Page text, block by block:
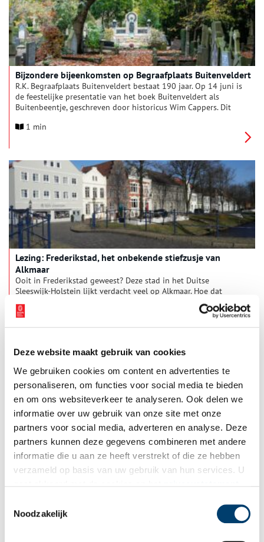
Deze website maakt gebruik van cookies
We gebruiken cookies om content en advertenties te
personaliseren, om functies voor social media te bieden
en om ons websiteverkeer te analyseren. Ook delen we
informatie over uw gebruik van onze site met onze
partners voor social media, adverteren en analyse. Deze
partners kunnen deze gegevens combineren met andere
informatie die u aan ze heeft verstrekt of die ze hebben
verzameld op basis van uw gebruik van hun services. U
Noodzakelijk
Bijzondere bijeenkomsten op Begraafplaats Buitenveldert
R.K. Begraafplaats Buitenveldert bestaat 190 jaar. Op 14 juni is
de feestelijke presentatie van het boek Buitenveldert als
Buitenbeentje, geschreven door historicus Wim Cappers. Dit
(vanaf het jaar 1000), de rol van het Katholieke geloof, het
nu omgaan met dood en rouw. In aanloop naar deze dag wordt
een breed cultureel programma georganiseerd. Elke maand is
er een bijeenkomst die verband houdt met aspecten van de
begraafplaats.
1 min
Lezing: Frederikstad, het onbekende stiefzusje van
Alkmaar
Ooit in Frederikstad geweest? Deze stad in het Duitse
Sleeswijk-Holstein lijkt verdacht veel op Alkmaar. Hoe dat
komt? Dat legt Feyko Alkema haarfijn uit in zijn lezing. Het
heeft alles te maken met de kennis die de Alkmaarders hadden
Lezing: Amstelporselein
Op zaterdag 7 februari 2026 geeft Rob Ammerlaan een lezing
over Amstelporselein bij de Vereniging Historisch Amstelveen.
Rob geldt als een kenner van dit bijzondere porselein en is de